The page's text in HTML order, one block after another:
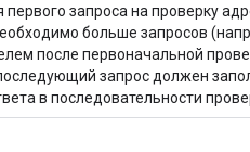
запроса на проверку
больше запросов
после первоначальной
запрос должен
в последовательности